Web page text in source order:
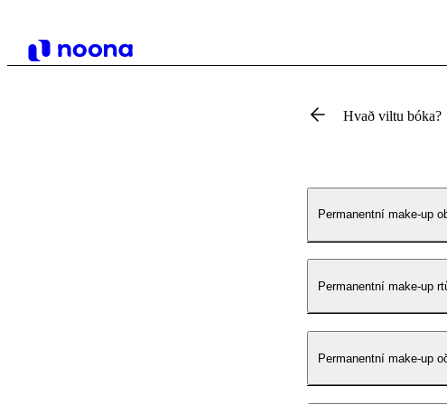
Hvað viltu bóka?
Permanentní make-up
Permanentní make-up
Permanentní make-up